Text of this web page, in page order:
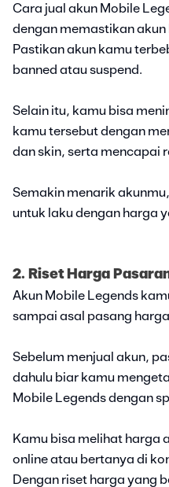
Cara jual akun Mobile
dengan memastikan
Pastikan akun kamu
banned atau suspend.
Selain itu, kamu bisa
kamu tersebut dengan
dan skin, serta mencapai
Semakin menarik
untuk laku dengan harga
2. Riset Harga
Akun Mobile Legends
sampai asal pasang
Sebelum menjual akun,
dahulu biar kamu
Mobile Legends dengan
Kamu bisa melihat harga
online atau bertanya di
Dengan riset harga yang